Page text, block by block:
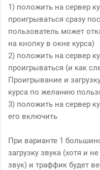
1) положить на сервер
проигрываться сразу
пользователь может
на кнопку в окне курса)
2) положить на сервер
проигрываться (и как
Проигрывание и
курса по желанию
3) положить на сервер
его включить
При варианте 1
загрузку звука (хотя и
звук) и траффик будет